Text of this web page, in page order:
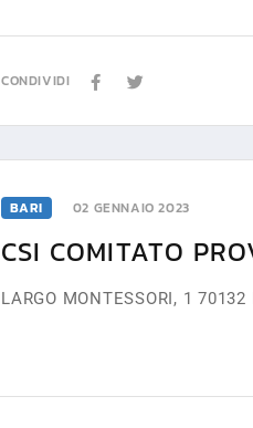
CONDIVIDI
BARI 02 GENNAIO 2023
CSI COMITATO
LARGO MONTESSORI, 1 70132